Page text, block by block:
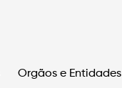
Orgãos e Entidades